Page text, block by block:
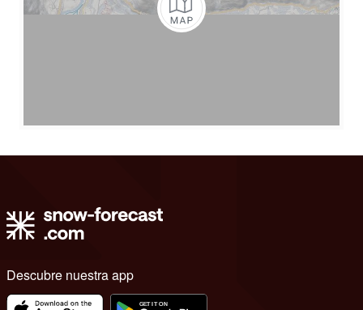
Descubre nuestra app